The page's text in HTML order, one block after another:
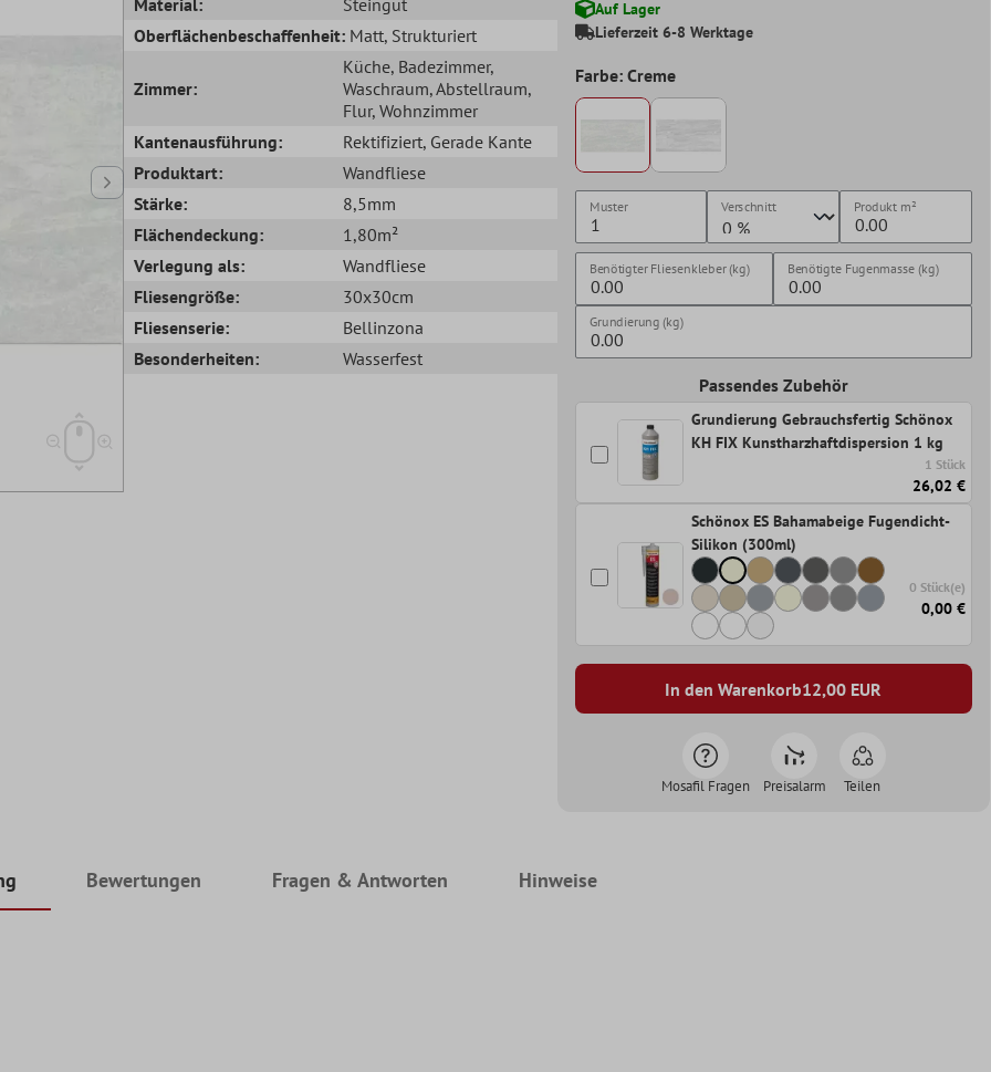
Oberflächenbeschaffenheit: Matt, Strukturiert
Zimmer:
Küche, Badezimmer,
Waschraum, Abstellraum,
Flur, Wohnzimmer
Kantenausführung:
Rektifiziert, Gerade Kante
Produktart:
Wandfliese
Stärke:
8,5mm
Flächendeckung:
1,80m²
Verlegung als:
Wandfliese
Fliesengröße:
30x30cm
Fliesenserie:
Bellinzona
Besonderheiten:
Wasserfest
Auf Lager
Lieferzeit 6-8 Werktage
Farbe: Creme
Muster Verschnitt Produkt m²
Benötigter Fliesenkleber (kg) Benötigte Fugenmasse (kg)
Grundierung (kg)
Passendes Zubehör
Grundierung Gebrauchsfertig Schönox
KH FIX Kunstharzhaftdispersion 1 kg
1 Stück
26,02 €
Schönox ES Bahamabeige Fugendicht-
Silikon (300ml)
0 Stück(e)
0,00 €
In den Warenkorb12,00 EUR
Mosafil Fragen Preisalarm Teilen
Bewertungen Fragen & Antworten Hinweise